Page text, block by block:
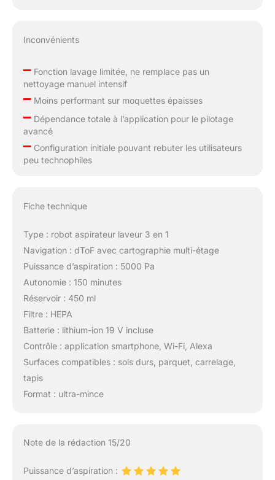
Inconvénients
–Fonction lavage limitée, ne remplace pas un
nettoyage manuel intensif
–Moins performant sur moquettes épaisses
–Dépendance totale à l’application pour le pilotage
avancé
–Configuration initiale pouvant rebuter les utilisateurs
peu technophiles
Fiche technique
Type : robot aspirateur laveur 3 en 1
Navigation : dToF avec cartographie multi-étage
Puissance d’aspiration : 5000 Pa
Autonomie : 150 minutes
Réservoir : 450 ml
Filtre : HEPA
Batterie : lithium-ion 19 V incluse
Contrôle : application smartphone, Wi-Fi, Alexa
Surfaces compatibles : sols durs, parquet, carrelage,
tapis
Format : ultra-mince
Note de la rédaction 15/20
Puissance d’aspiration :